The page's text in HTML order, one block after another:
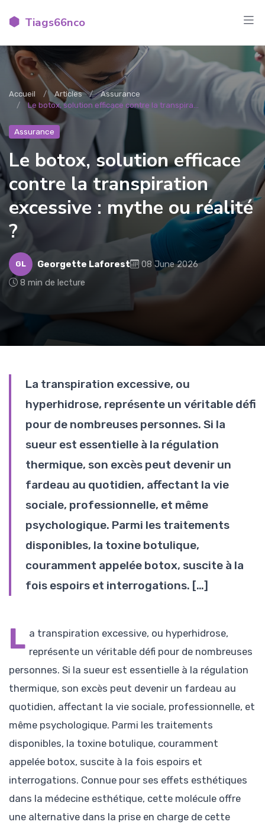
Tiags66nco
Accueil Articles
Assurance
Le botox, solution efficace contre la transpira...
Assurance
Le botox, solution efficace
contre la transpiration
excessive : mythe ou réalité
?
GL Georgette Laforest
08 June 2026
8 min de lecture
La transpiration excessive, ou
hyperhidrose, représente un véritable défi
pour de nombreuses personnes. Si la
sueur est essentielle à la régulation
thermique, son excès peut devenir un
fardeau au quotidien, affectant la vie
sociale, professionnelle, et même
psychologique. Parmi les traitements
disponibles, la toxine botulique,
couramment appelée botox, suscite à la
fois espoirs et interrogations. […]
L a transpiration excessive, ou hyperhidrose,
représente un véritable défi pour de nombreuses
personnes. Si la sueur est essentielle à la régulation
thermique, son excès peut devenir un fardeau au
quotidien, affectant la vie sociale, professionnelle, et
même psychologique. Parmi les traitements
disponibles, la toxine botulique, couramment
appelée botox, suscite à la fois espoirs et
interrogations. Connue pour ses effets esthétiques
dans la médecine esthétique, cette molécule offre
une alternative dans la prise en charge de cette